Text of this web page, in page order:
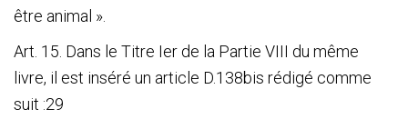
Bleue
Législation
Partenaires
être animal ».
Art. 15. Dans le Titre Ier de la Partie VIII du même
livre, il est inséré un article D.138bis rédigé comme
suit :29